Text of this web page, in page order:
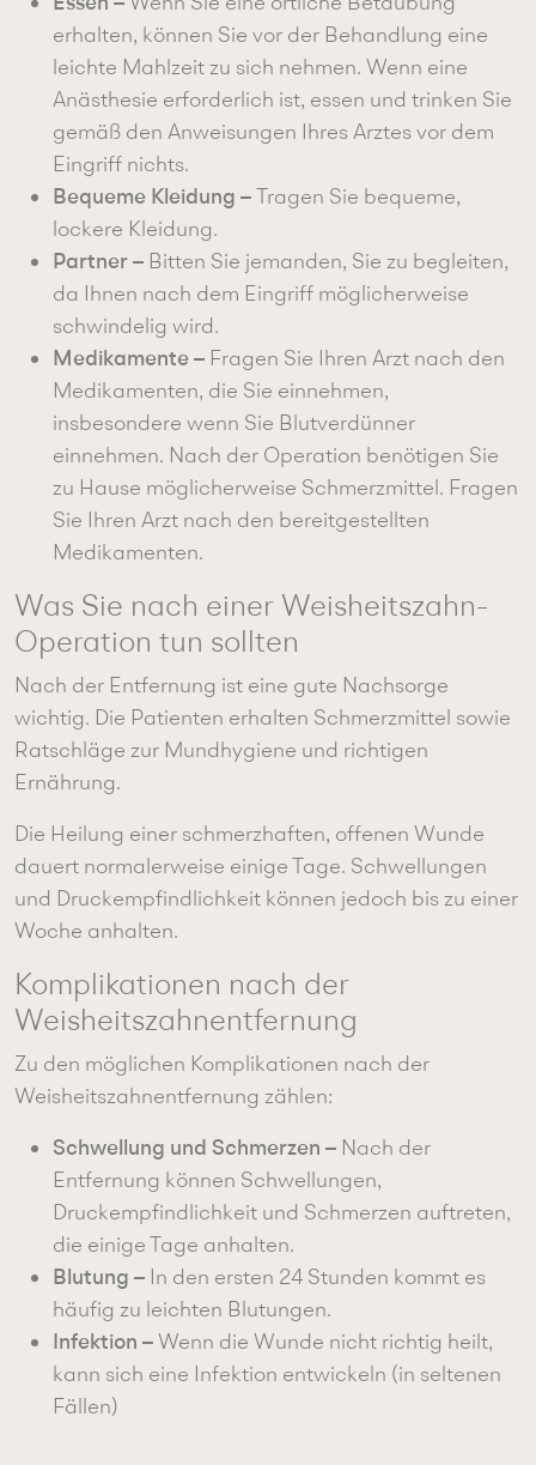
erhalten, können Sie vor der Behandlung eine
leichte Mahlzeit zu sich nehmen. Wenn eine
Anästhesie erforderlich ist, essen und trinken Sie
gemäß den Anweisungen Ihres Arztes vor dem
Eingriff nichts.
Bequeme Kleidung –Tragen Sie bequeme,
lockere Kleidung.
Partner – Bitten Sie jemanden, Sie zu begleiten,
da Ihnen nach dem Eingriff möglicherweise
schwindelig wird.
Medikamente – Fragen Sie Ihren Arzt nach den
Medikamenten, die Sie einnehmen,
insbesondere wenn Sie Blutverdünner
einnehmen. Nach der Operation benötigen Sie
zu Hause möglicherweise Schmerzmittel. Fragen
Sie Ihren Arzt nach den bereitgestellten
Medikamenten.
Was Sie nach einer Weisheitszahn-
Operation tun sollten
Nach der Entfernung ist eine gute Nachsorge
wichtig. Die Patienten erhalten Schmerzmittel sowie
Ratschläge zur Mundhygiene und richtigen
Ernährung.
Die Heilung einer schmerzhaften, offenen Wunde
dauert normalerweise einige Tage. Schwellungen
und Druckempfindlichkeit können jedoch bis zu einer
Woche anhalten.
Komplikationen nach der
Weisheitszahnentfernung
Zu den möglichen Komplikationen nach der
Weisheitszahnentfernung zählen:
Schwellung und Schmerzen – Nach der
Entfernung können Schwellungen,
Druckempfindlichkeit und Schmerzen auftreten,
die einige Tage anhalten.
Blutung – In den ersten 24 Stunden kommt es
häufig zu leichten Blutungen.
Infektion –Wenn die Wunde nicht richtig heilt,
kann sich eine Infektion entwickeln (in seltenen
Fällen)